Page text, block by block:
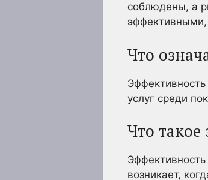
соблюдены, а
эффективными,
Что
услуг среди
Что
возникает,